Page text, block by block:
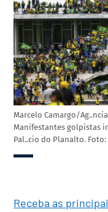
Marcelo Camargo/
Manifestantes golpistas
Pal..cio do Planalto.
Receba as